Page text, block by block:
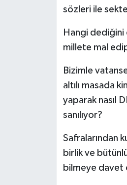
sözleri ile
Hangi dediğini
millete mal
Bizimle
altılı masada
yaparak nasıl
sanılıyor?
Safralarından
birlik ve
bilmeye davet